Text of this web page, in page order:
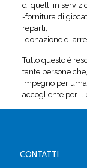
di quelli in
-fornitura di
reparti;
-donazione di
Tutto questo è
tante persone
impegno per
accogliente per il
CONTATTI